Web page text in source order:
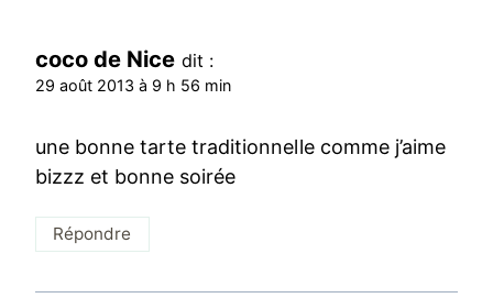
coco de Nice dit :
29 août 2013 à 9 h 56 min
une bonne tarte traditionnelle comme j’aime
bizzz et bonne soirée
Répondre